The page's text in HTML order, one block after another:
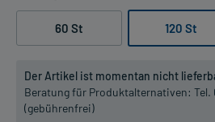
60 St 120 St
Der Artikel ist momentan nicht
Beratung für Produktalternativen: Tel.
(gebührenfrei)